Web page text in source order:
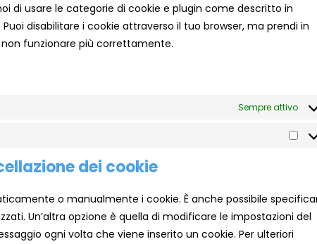
di usare le categorie di cookie e plugin come descritto in
disabilitare i cookie attraverso il tuo browser, ma prendi in
funzionare più correttamente.
Sempre attivo
dei cookie
o manualmente i cookie. È anche possibile
Un’altra opzione è quella di modificare le impostazioni del
ogni volta che viene inserito un cookie. Per ulteriori